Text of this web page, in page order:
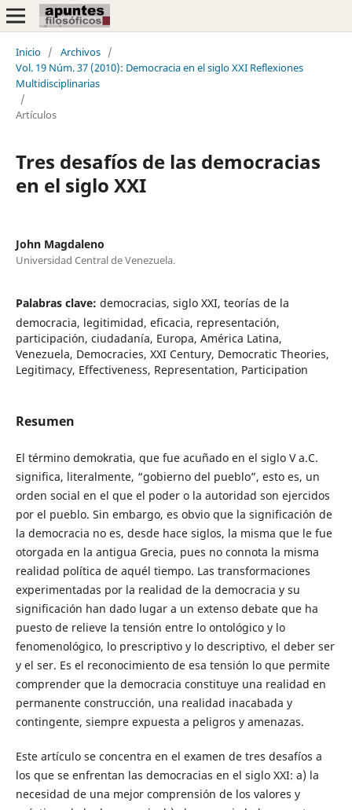
Inicio / Archivos /
Vol. 19 Núm. 37 (2010): Democracia en el siglo XXI Reflexiones
Multidisciplinarias
/
Artículos
Tres desafíos de las democracias
en el siglo XXI
John Magdaleno
Universidad Central de Venezuela.
Palabras clave: democracias, siglo XXI, teorías de la
democracia, legitimidad, eficacia, representación,
participación, ciudadanía, Europa, América Latina,
Venezuela, Democracies, XXI Century, Democratic Theories,
Legitimacy, Effectiveness, Representation, Participation
Resumen
El término demokratia, que fue acuñado en el siglo V a.C.
significa, literalmente, “gobierno del pueblo”, esto es, un
orden social en el que el poder o la autoridad son ejercidos
por el pueblo. Sin embargo, es obvio que la significación de
la democracia no es, desde hace siglos, la misma que le fue
otorgada en la antigua Grecia, pues no connota la misma
realidad política de aquél tiempo. Las transformaciones
experimentadas por la realidad de la democracia y su
significación han dado lugar a un extenso debate que ha
puesto de relieve la tensión entre lo ontológico y lo
fenomenológico, lo prescriptivo y lo descriptivo, el deber ser
y el ser. Es el reconocimiento de esa tensión lo que permite
comprender que la democracia constituye una realidad en
permanente construcción, una realidad inacabada y
contingente, siempre expuesta a peligros y amenazas.
Este artículo se concentra en el examen de tres desafíos a
los que se enfrentan las democracias en el siglo XXI: a) la
necesidad de una mejor comprensión de los valores y